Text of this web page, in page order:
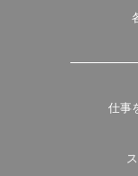
仕事